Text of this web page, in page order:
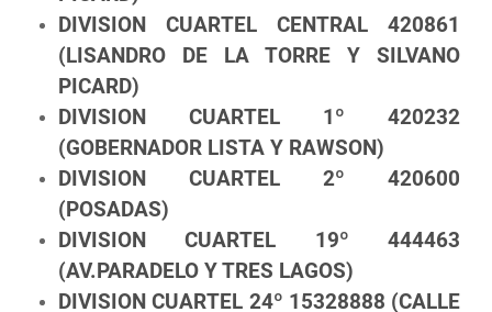
DIVISION CUARTEL CENTRAL 420861
(LISANDRO DE LA TORRE Y SILVANO
PICARD)
DIVISION CUARTEL 1º 420232
(GOBERNADOR LISTA Y RAWSON)
DIVISION CUARTEL 2º 420600
(POSADAS)
DIVISION CUARTEL 19º 444463
(AV.PARADELO Y TRES LAGOS)
DIVISION CUARTEL 24º 15328888 (CALLE